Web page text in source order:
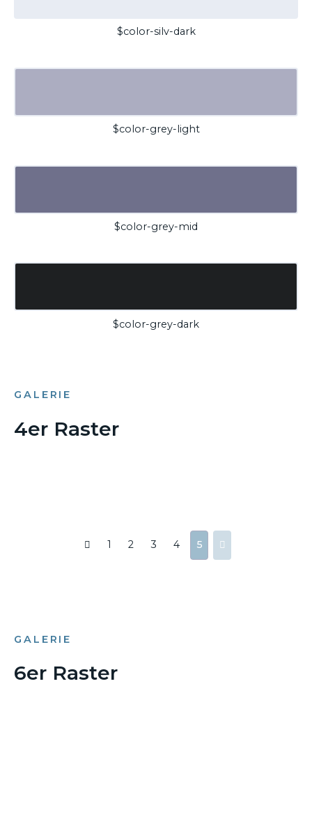
$color-silv-dark
$color-grey-light
$color-grey-mid
$color-grey-dark
GALERIE
4er Raster
1 2 3 4 5
GALERIE
6er Raster